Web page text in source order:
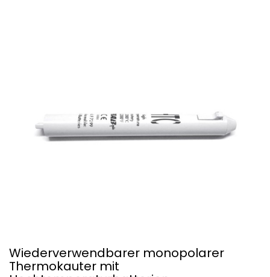
Wiederverwendbarer monopolarer
Thermokauter mit